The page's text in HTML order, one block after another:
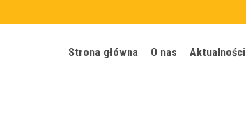
Strona główna O nas Aktualności